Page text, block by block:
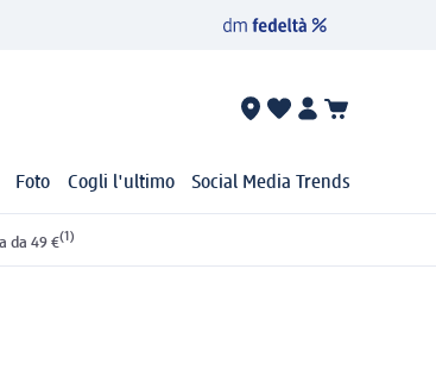
Foto Cogli l'ultimo Social Media Trends
da 49 €(1)